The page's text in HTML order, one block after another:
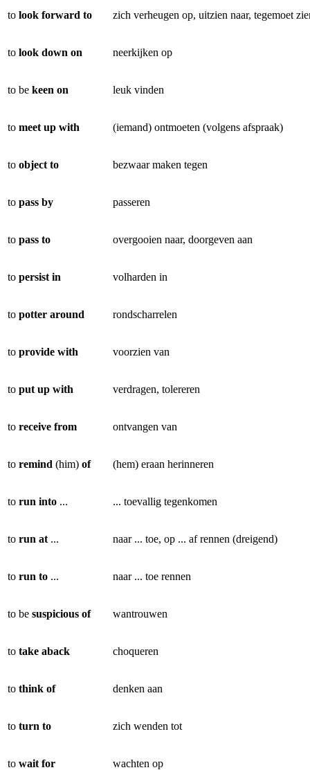
to look forward to zich verheugen op, uitzien naar, tegemoet
to look down on neerkijken op
to be keen on leuk vinden
to meet up with (iemand) ontmoeten (volgens afspraak)
to object to bezwaar maken tegen
to pass by passeren
to pass to overgooien naar, doorgeven aan
to persist in volharden in
to potter around rondscharrelen
to provide with voorzien van
to put up with verdragen, tolereren
to receive from ontvangen van
to remind (him) of (hem) eraan herinneren
to run into ... ... toevallig tegenkomen
to run at ... naar ... toe, op ... af rennen (dreigend)
to run to ... naar ... toe rennen
to be suspicious of wantrouwen
to take aback choqueren
to think of denken aan
to turn to zich wenden tot
to wait for wachten op